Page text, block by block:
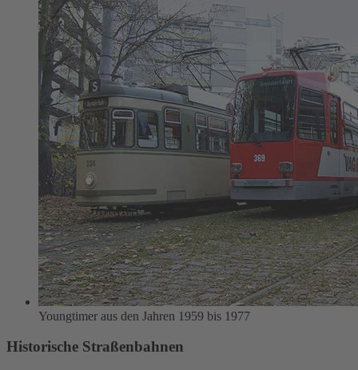
Youngtimer aus den Jahren 1959 bis 1977
Historische Straßenbahnen